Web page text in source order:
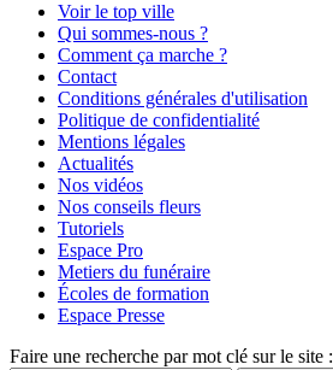
Voir le top ville
Qui sommes-nous ?
Comment ça marche ?
Contact
Conditions générales d'utilisation
Politique de confidentialité
Mentions légales
Actualités
Nos vidéos
Nos conseils fleurs
Tutoriels
Espace Pro
Metiers du funéraire
Écoles de formation
Espace Presse
Faire une recherche par mot clé sur le site :